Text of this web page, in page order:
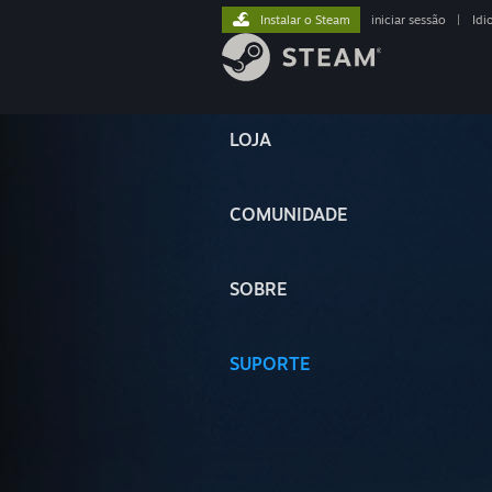
LOJA
COMUNIDADE
SOBRE
SUPORTE
Instalar o Steam iniciar sessão